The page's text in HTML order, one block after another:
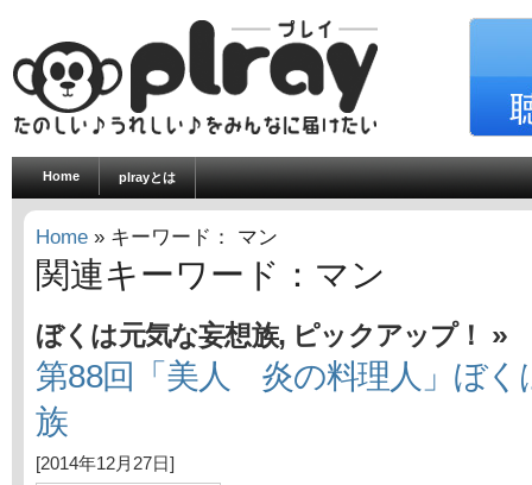
Home plrayとは
Home » キーワード： マン
関連キーワード：マン
ぼくは元気な妄想族, ピックアップ！ »
第88回「美人 炎の料理人」ぼく
族
[2014年12月27日]